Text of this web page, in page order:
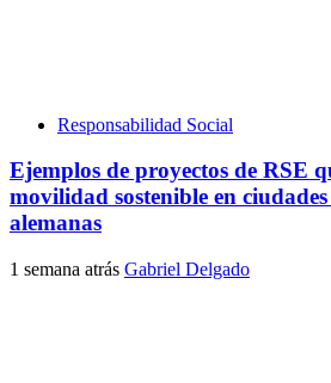
Responsabilidad Social
Ejemplos de proyectos de RSE
movilidad sostenible en
alemanas
1 semana atrás Gabriel Delgado